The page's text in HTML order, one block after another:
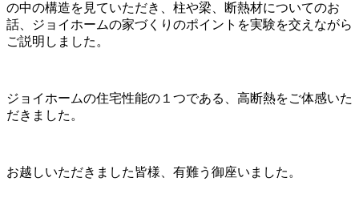
の中の構造を見ていただき、柱や梁、断熱材についてのお
話、ジョイホームの家づくりのポイントを実験を交えながら
ご説明しました。
ジョイホームの住宅性能の１つである、高断熱をご体感いた
だきました。
お越しいただきました皆様、有難う御座いました。